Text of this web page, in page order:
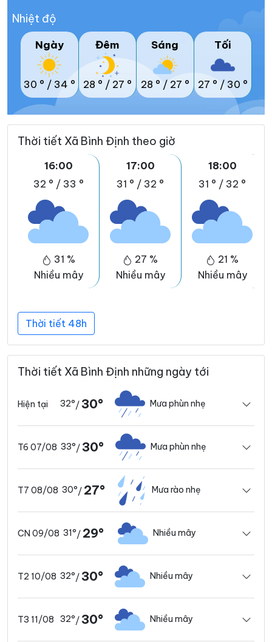
Nhiệt độ
Ngày
30 ° / 34 °
Đêm
28 ° / 27 °
Sáng
28 ° / 27 °
Tối
27 ° / 30 °
Thời tiết Xã Bình Định theo giờ
16:00
32 ° / 33 °
31 %
Nhiều mây
17:00
31 ° / 32 °
27 %
Nhiều mây
18:00
31 ° / 32 °
21 %
Nhiều mây
Thời tiết 48h
Thời tiết Xã Bình Định những ngày tới
Hiện tại 32°/30° Mưa phùn nhẹ
T6 07/08 33°/30° Mưa phùn nhẹ
T7 08/08 30°/ 27° Mưa rào nhẹ
CN 09/08 31°/ 29° Nhiều mây
T2 10/08 32°/30° Nhiều mây
T3 11/08 32°/30° Nhiều mây